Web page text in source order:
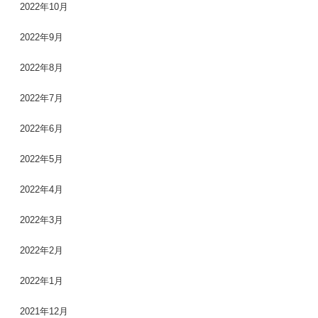
2022年10月
2022年9月
2022年8月
2022年7月
2022年6月
2022年5月
2022年4月
2022年3月
2022年2月
2022年1月
2021年12月